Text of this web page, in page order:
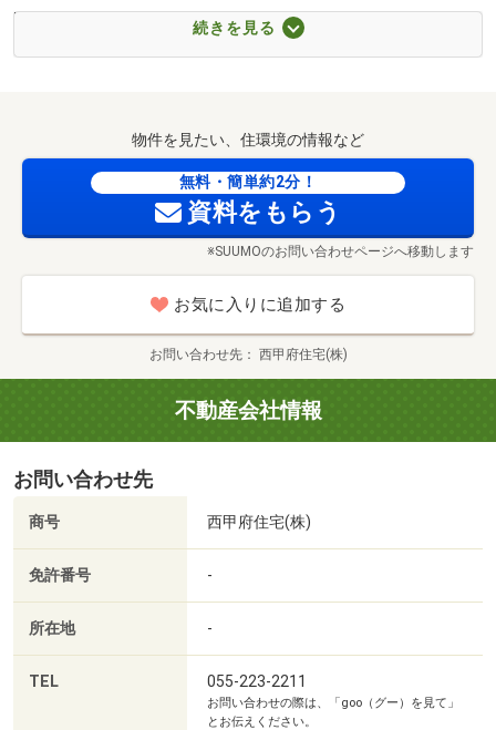
オギノ竜王駅前店まで673m
■【ホームセンター】DCM竜王駅前店（約757m・徒歩10
■【コンビニ】セブンイレブン甲斐大下条店（約558m・徒
歩7分）
■【中学校】甲斐市立竜王北中学校（約1825m・徒歩23
■【小学校】甲斐市立竜王北小学校（約1604m・徒歩21
■【病院】竜王みついクリニック（約380m・徒歩5分）
■【幼稚園・保育園】竜王北保育園（約501m・徒歩7分）
■【銀行】甲府信用金庫甲斐支店（約725m・徒歩10分）
続きを見る
物件を見たい、住環境の情報など
無料・簡単約2分！
資料をもらう
※SUUMOのお問い合わせページへ移動します
お気に入りに追加する
お問い合わせ先 西甲府住宅(株)
不動産会社情報
お問い合わせ先
商号 西甲府住宅(株)
免許番号 -
所在地 -
TEL 055-223-2211
お問い合わせの際は、「goo（グー）を見て」
とお伝えください。